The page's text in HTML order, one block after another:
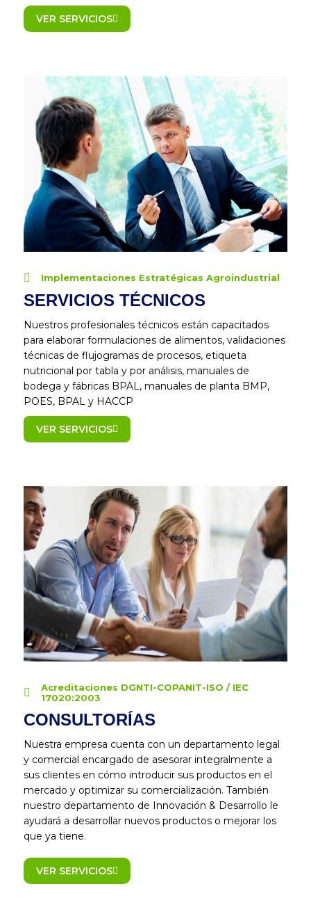
VER SERVICIOS
Implementaciones Estratégicas Agroindustrial
SERVICIOS TÉCNICOS
Nuestros profesionales técnicos están capacitados
para elaborar formulaciones de alimentos, validaciones
técnicas de flujogramas de procesos, etiqueta
nutricional por tabla y por análisis, manuales de
bodega y fábricas BPAL, manuales de planta BMP,
POES, BPAL y HACCP
VER SERVICIOS
Acreditaciones DGNTI-COPANIT-ISO / IEC
17020:2003
CONSULTORÍAS
Nuestra empresa cuenta con un departamento legal
y comercial encargado de asesorar integralmente a
sus clientes en cómo introducir sus productos en el
mercado y optimizar su comercialización. También
nuestro departamento de Innovación & Desarrollo le
ayudará a desarrollar nuevos productos o mejorar los
que ya tiene.
VER SERVICIOS